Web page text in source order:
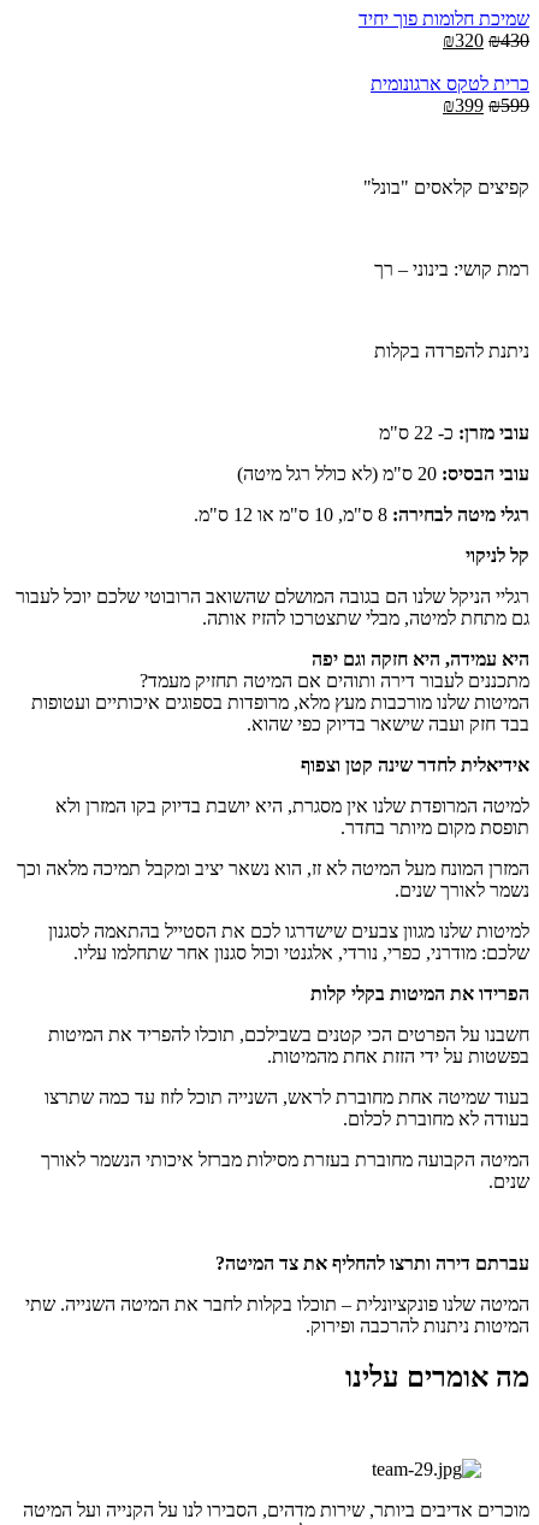
שמיכת חלומות פוך יחיד
₪430
Original
was:
₪430.
₪320
is:
כרית לטקס ארגונומית
₪599
Original
₪399
קפיצים קלאסים "בונל"
רמת קושי: בינוני – רך
ניתנת להפרדה בקלות
עובי מזרן: כ- 22 ס"מ
עובי הבסיס: 20 ס"מ (לא כולל רגל מיטה)
רגלי מיטה לבחירה:
קל לניקוי
רגליי הניקל שלנו הם בגובה המושלם שהשואב הרובוטי שלכם יוכל לעבור
גם מתחת למיטה, מבלי שתצטרכו להזיז אותה.
היא עמידה, היא חזקה וגם יפה
מתכננים לעבור דירה ותוהים אם המיטה תחזיק מעמד?
המיטות שלנו מורכבות מעץ מלא, מרופדות בספוגים איכותיים ועטופות
בבד חזק ועבה שישאר בדיוק כפי שהוא.
אידיאלית לחדר שינה קטן וצפוף
למיטה המרופדת שלנו אין מסגרת, היא יושבת בדיוק בקו המזרן ולא
תופסת מקום מיותר בחדר.
המזרן המונח מעל המיטה לא זז, הוא נשאר יציב ומקבל תמיכה מלאה וכך
נשמר לאורך שנים.
למיטות שלנו מגוון צבעים שישדרגו לכם את הסטייל בהתאמה לסגנון
שלכם: מודרני, כפרי, נורדי, אלגנטי וכול סגנון אחר שתחלמו עליו.
הפרידו את המיטות בקלי קלות
חשבנו על הפרטים הכי קטנים בשבילכם, תוכלו להפריד את המיטות
בפשטות על ידי הזזת אחת מהמיטות.
בעוד שמיטה אחת מחוברת לראש, השנייה תוכל לזוז עד כמה שתרצו
בעודה לא מחוברת לכלום.
המיטה הקבועה מחוברת בעזרת מסילות מברזל איכותי הנשמר לאורך
שנים.
עברתם דירה ותרצו להחליף את צד המיטה?
המיטה שלנו פונקציונלית – תוכלו בקלות לחבר את המיטה השנייה. שתי
המיטות ניתנות להרכבה ופירוק.
מה אומרים עלינו
מוכרים אדיבים ביותר, שירות מדהים, הסבירו לנו על הקנייה ועל המיטה